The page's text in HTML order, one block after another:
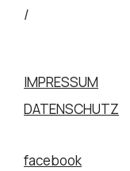
/
IMPRESSUM
DATENSCHUTZ
facebook